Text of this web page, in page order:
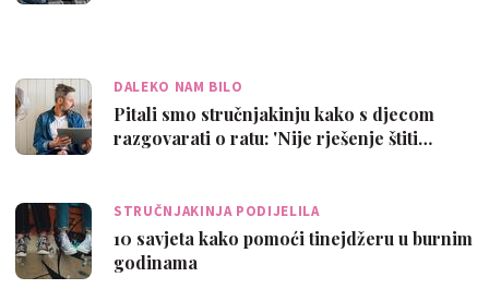
DALEKO NAM BILO
Pitali smo stručnjakinju kako s djecom
razgovarati o ratu: 'Nije rješenje štiti…
STRUČNJAKINJA PODIJELILA
10 savjeta kako pomoći tinejdžeru u burnim
godinama